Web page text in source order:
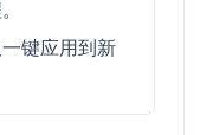
键应用到新